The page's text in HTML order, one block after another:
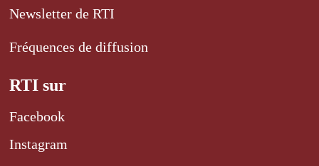
Newsletter de RTI
Fréquences de diffusion
RTI sur
Facebook
Instagram